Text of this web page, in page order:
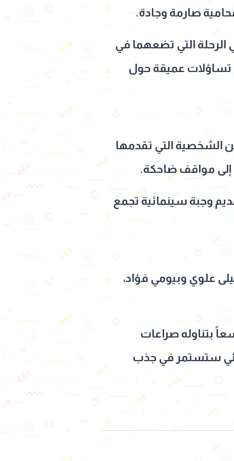
صارمة وجادة.
التي تضعهما في
عميقة حول
الشخصية التي تقدمها
إلى مواقف ضاحكة.
وجبة سينمائية تجمع
علوي وبيومي فؤاد،
بتناوله صراعات
ستستمر في جذب